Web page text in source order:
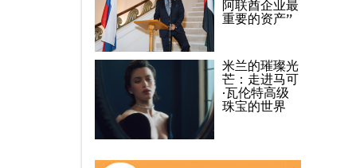
阿联酋企业最
重要的资产”
米兰的璀璨光
芒：走进马可
·瓦伦特高级
珠宝的世界